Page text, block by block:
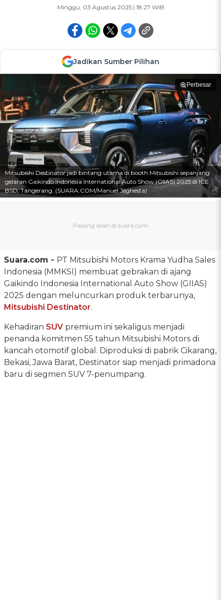
Minggu, 03 Agustus 2025 | 18:27 WIB
Jadikan Sumber Pilihan
Perbesar
Mitsubishi Destinator jadi bintang utama di booth Mitsubishi sepanjang
gelaran Gaikindo Indonesia International Auto Show (GIIAS) 2025 di ICE
BSD, Tangerang. (SUARA.COM/Manuel Jeghesta)
Suara.com - PT Mitsubishi Motors Krama Yudha Sales
Indonesia (MMKSI) membuat gebrakan di ajang
Gaikindo Indonesia International Auto Show (GIIAS)
2025 dengan meluncurkan produk terbarunya,
Mitsubishi Destinator.
Kehadiran SUV premium ini sekaligus menjadi
penanda komitmen 55 tahun Mitsubishi Motors di
kancah otomotif global. Diproduksi di pabrik Cikarang,
Bekasi, Jawa Barat, Destinator siap menjadi primadona
baru di segmen SUV 7-penumpang.